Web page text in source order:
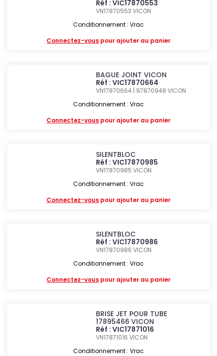
Réf : VIC17870553
VN17870553VICON
Conditionnement : Vrac
Connectez-vous pour ajouter au panier
BAGUE JOINT VICON
Réf : VIC17870664
VN17870664 | 97870948VICON
Conditionnement : Vrac
Connectez-vous pour ajouter au panier
SILENTBLOC
Réf : VIC17870985
VN17870985VICON
Conditionnement : Vrac
Connectez-vous pour ajouter au panier
SILENTBLOC
Réf : VIC17870986
VN17870986VICON
Conditionnement : Vrac
Connectez-vous pour ajouter au panier
BRISE JET POUR TUBE
17895466 VICON
Réf : VIC17871016
VN17871016VICON
Conditionnement : Vrac